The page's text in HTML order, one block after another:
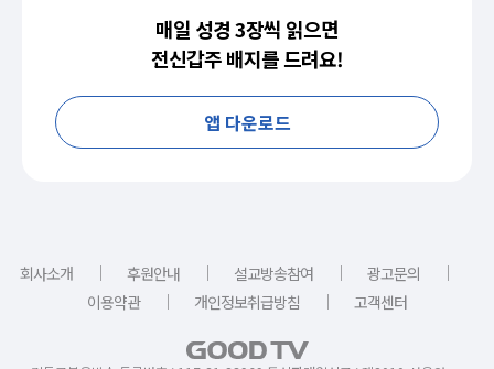
매일 성경 3장씩 읽으면
전신갑주 배지를 드려요!
앱 다운로드
회사소개 ｜ 후원안내 ｜ 설교방송참여 ｜ 광고문의
｜
이용약관
｜ 개인정보취급방침 ｜ 고객센터